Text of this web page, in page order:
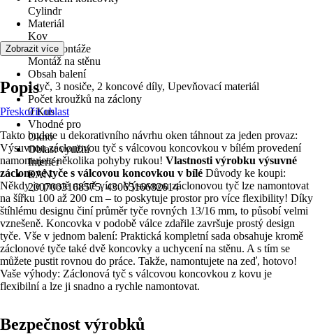
Cylindr
Materiál
Kov
Druh montáže
Montáž na stěnu
Obsah balení
1 tyč, 3 nosiče, 2 koncové díly, Upevňovací materiál
Počet kroužků na záclony
0 Kus
Vhodné pro
Okno
Oblast využití
Interiér
EAN
2007003168575, 4306516682614
Zobrazit více
Popis
Přeskočit oblast
Takto budete u dekorativního návrhu oken táhnout za jeden provaz:
Výsuvnou záclonovou tyč s válcovou koncovkou v bílém provedení
namontujete několika pohyby rukou! Vlastnosti výrobku výsuvné
záclonové tyče s válcovou koncovkou v bílé Důvody ke koupi:
Někdy je prostě méně více. Výsuvnou záclonovou tyč lze namontovat
na šířku 100 až 200 cm – to poskytuje prostor pro více flexibility! Díky
štíhlému designu činí průměr tyče rovných 13/16 mm, to působí velmi
vznešeně. Koncovka v podobě válce zdařile završuje prostý design
tyče. Vše v jednom balení: Praktická kompletní sada obsahuje kromě
záclonové tyče také dvě koncovky a uchycení na stěnu. A s tím se
můžete pustit rovnou do práce. Takže, namontujete na zeď, hotovo!
Vaše výhody: Záclonová tyč s válcovou koncovkou z kovu je
flexibilní a lze ji snadno a rychle namontovat.
Bezpečnost výrobků